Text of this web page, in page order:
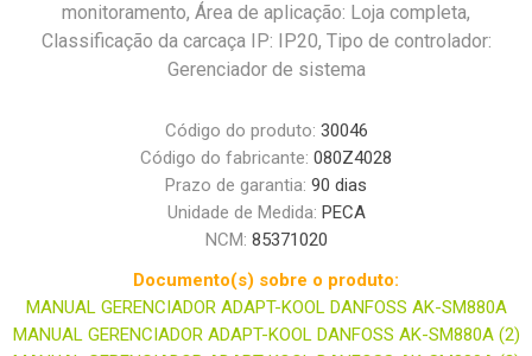
monitoramento, Área de aplicação: Loja completa,
Classificação da carcaça IP: IP20, Tipo de controlador:
Gerenciador de sistema
Código do produto: 30046
Código do fabricante: 080Z4028
Prazo de garantia: 90 dias
Unidade de Medida: PECA
NCM: 85371020
Documento(s) sobre o produto:
MANUAL GERENCIADOR ADAPT-KOOL DANFOSS AK-SM880A
MANUAL GERENCIADOR ADAPT-KOOL DANFOSS AK-SM880A (2)